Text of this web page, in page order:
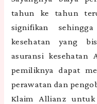
tahun ke tahun
signifikan
kesehatan yang
asuransi kesehatan
pemiliknya dapat
perawatan dan
Klaim Allianz untuk